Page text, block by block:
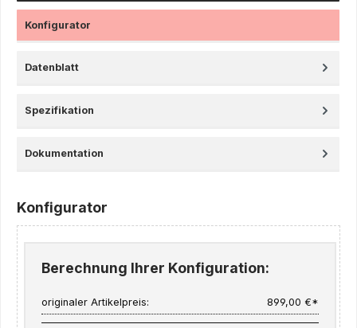
Konfigurator
Datenblatt
Spezifikation
Dokumentation
Konfigurator
Berechnung Ihrer Konfiguration:
originaler Artikelpreis: 899,00 €*